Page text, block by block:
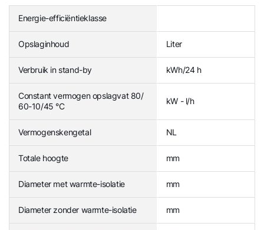
Energie-efficiëntieklasse
Opslaginhoud Liter
Verbruik in stand-by kWh/24 h
Constant vermogen opslagvat 80/
60-10/45 °C
kW - l/h
Vermogenskengetal NL
Totale hoogte mm
Diameter met warmte-isolatie mm
Diameter zonder warmte-isolatie mm